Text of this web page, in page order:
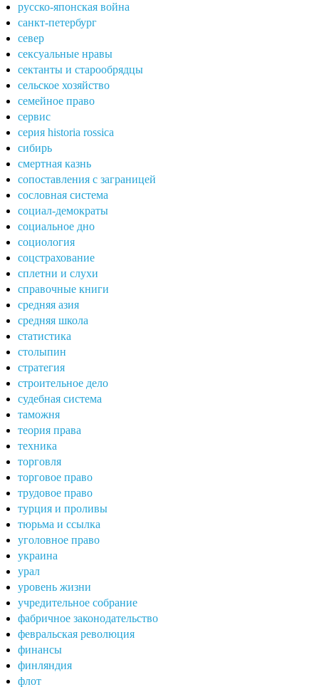
русско-японская война
санкт-петербург
север
сексуальные нравы
сектанты и старообрядцы
сельское хозяйство
семейное право
сервис
серия historia rossica
сибирь
смертная казнь
сопоставления с заграницей
сословная система
социал-демократы
социальное дно
социология
соцстрахование
сплетни и слухи
справочные книги
средняя азия
средняя школа
статистика
столыпин
стратегия
строительное дело
судебная система
таможня
теория права
техника
торговля
торговое право
трудовое право
турция и проливы
тюрьма и ссылка
уголовное право
украина
урал
уровень жизни
учредительное собрание
фабричное законодательство
февральская революция
финансы
финляндия
флот